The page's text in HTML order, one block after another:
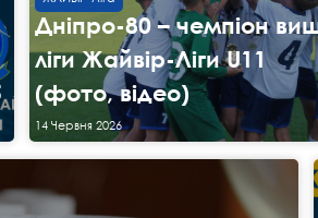
Дніпро-80 – чемпіон
ліги Жайвір-Ліги U11
(фото, відео)
14 Червня 2026